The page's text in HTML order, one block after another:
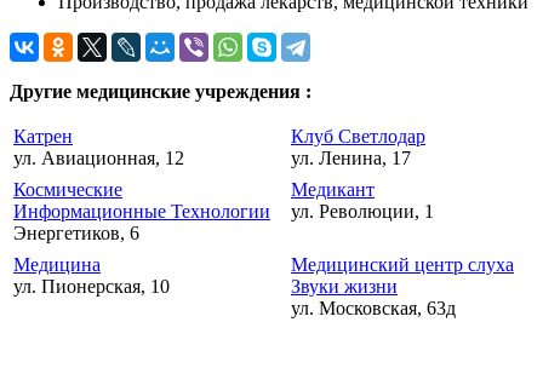
Другие медицинские учреждения :
Катрен
ул. Авиационная, 12
Клуб Светлодар
ул. Ленина, 17
Космические
Информационные Технологии
Энергетиков, 6
Медикант
ул. Революции, 1
Медицина
ул. Пионерская, 10
Медицинский центр слуха
Звуки жизни
ул. Московская, 63д